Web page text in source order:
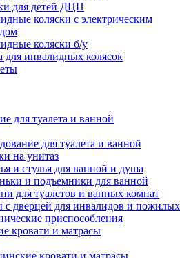
для детей ДЦП
коляски с электрическим
коляски б/у
для инвалидных колясок
для туалета и ванной
для туалета и ванной
на унитаз
и стулья для ванной и душа
и подъемники для ванной
для туалетов и ванных комнат
дверцей для инвалидов и пожилых
приспособления
кровати и матрасы
кровати и матрасы